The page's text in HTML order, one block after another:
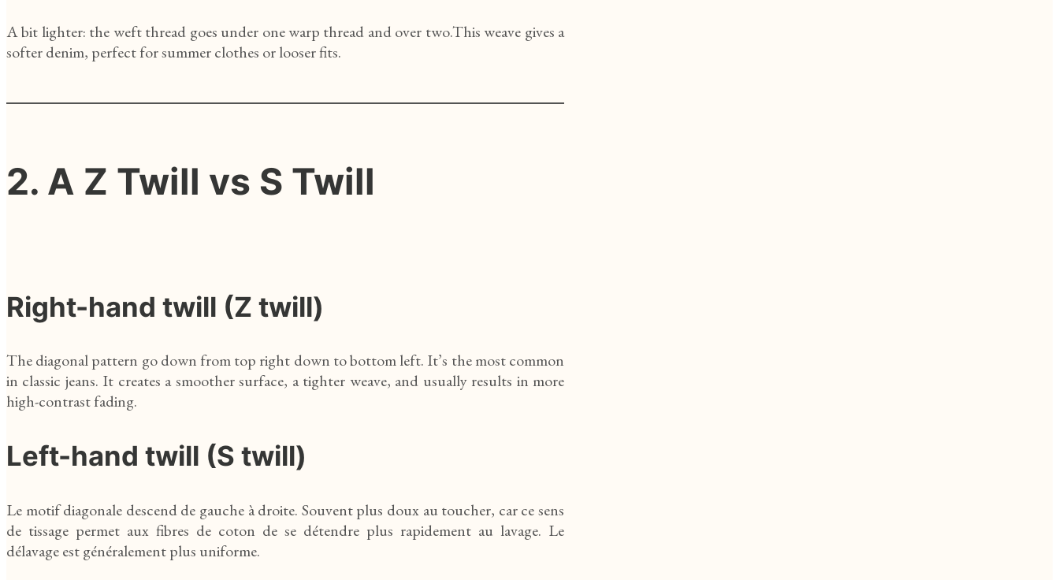
A bit lighter: the weft thread goes under one warp thread and over two.This weave gives a
softer denim, perfect for summer clothes or looser fits.
2. A Z Twill vs S Twill
Right-hand twill (Z twill)
The diagonal pattern go down from top right down to bottom left. It’s the most common
in classic jeans. It creates a smoother surface, a tighter weave, and usually results in more
high-contrast fading.
Left-hand twill (S twill)
Le motif diagonale descend de gauche à droite. Souvent plus doux au toucher, car ce sens
de tissage permet aux fibres de coton de se détendre plus rapidement au lavage. Le
délavage est généralement plus uniforme.